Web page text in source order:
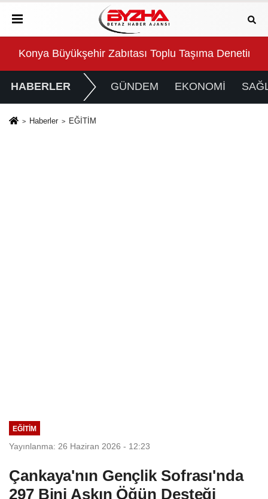
Aldı
Konya Büyükşehir Zabıtası Toplu Taşıma
HABERLER GÜNDEM EKONOMİ
Haberler EĞİTİM
EĞİTİM
Yayınlanma: 26 Haziran 2026 - 12:23
Çankaya'nın Gençlik Sofrası'nda
297 Bini Aşkın Öğün Desteği